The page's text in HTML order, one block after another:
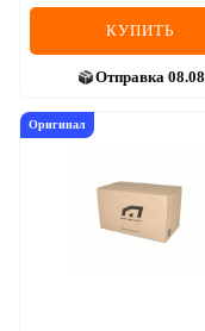
КУПИТЬ
Отправка 08.08
Оригинал